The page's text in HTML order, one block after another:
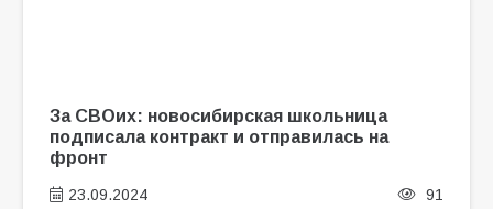
За СВОих: новосибирская школьница
подписала контракт и отправилась на
фронт
23.09.2024 91